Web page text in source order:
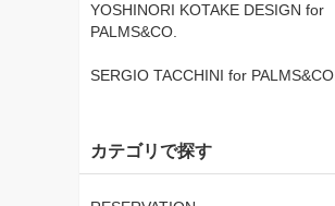
YOSHINORI KOTAKE DESIGN for
PALMS&CO.
SERGIO TACCHINI for PALMS&CO.
カテゴリで探す